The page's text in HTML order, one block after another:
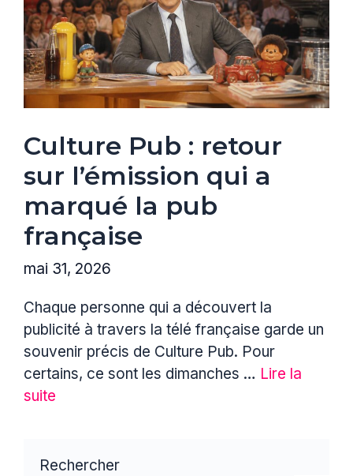
Culture Pub : retour
sur l’émission qui a
marqué la pub
française
mai 31, 2026
Chaque personne qui a découvert la
publicité à travers la télé française garde un
souvenir précis de Culture Pub. Pour
certains, ce sont les dimanches … Lire la
suite
Rechercher